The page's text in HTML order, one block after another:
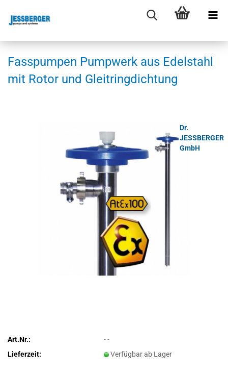
Fas­s­pum­pen Pump­werk aus Edel­stahl
mit Rotor und Gleit­ring­dich­tung
Dr.
JESSBERGER
GmbH
Art.Nr.:
- -
Lieferzeit:
Verfügbar ab Lager